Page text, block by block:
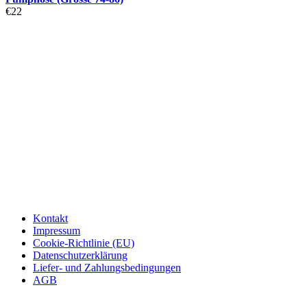
€22
Kontakt
Impressum
Cookie-Richtlinie (EU)
Datenschutzerklärung
Liefer- und Zahlungsbedingungen
AGB